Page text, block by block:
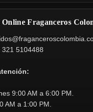
Fraganceros
321 5104488
9:00 AM a 6:00 PM.
AM a 1:00 PM.